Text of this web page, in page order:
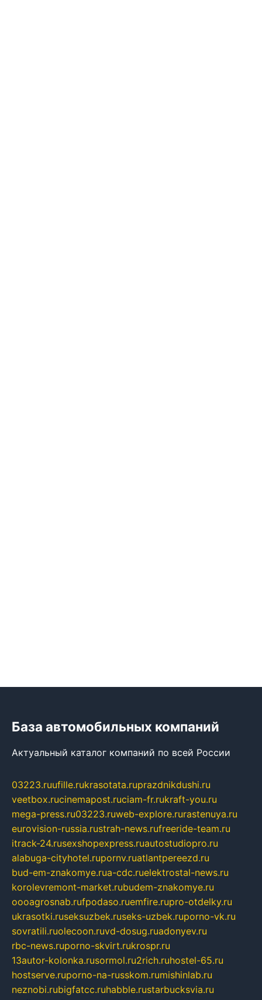
База автомобильных компаний
Актуальный каталог компаний по всей России
03223.ruufille.rukrasotata.ruprazdnikdushi.ru
veetbox.rucinemapost.ruciam-fr.rukraft-you.ru
mega-press.ru03223.ruweb-explore.rurastenuya.ru
eurovision-russia.rustrah-news.rufreeride-team.ru
itrack-24.rusexshopexpress.ruautostudiopro.ru
alabuga-cityhotel.rupornv.ruatlantpereezd.ru
bud-em-znakomye.rua-cdc.ruelektrostal-news.ru
korolevremont-market.rubudem-znakomye.ru
oooagrosnab.rufpodaso.ruemfire.rupro-otdelky.ru
ukrasotki.ruseksuzbek.ruseks-uzbek.ruporno-vk.ru
sovratili.ruolecoon.ruvd-dosug.ruadonyev.ru
rbc-news.ruporno-skvirt.rukrospr.ru
13autor-kolonka.rusormol.ru2rich.ruhostel-65.ru
hostserve.ruporno-na-russkom.rumishinlab.ru
neznobi.rubigfatcc.ruhabble.rustarbucksvia.ru